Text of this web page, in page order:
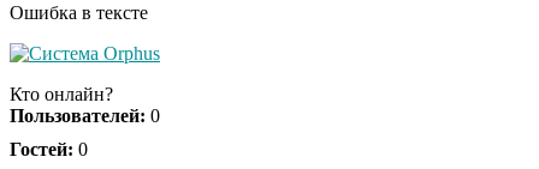
Ролик длится
долго
Ошибка в тексте
Кто онлайн?
Пользователей: 0
Гостей: 0